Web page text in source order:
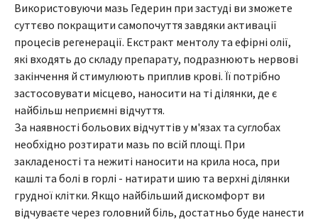
Використовуючи мазь Гедерин при застуді ви зможете
суттєво покращити самопочуття завдяки активації
процесів регенерації. Екстракт ментолу та ефірні олії,
які входять до складу препарату, подразнюють нервові
закінчення й стимулюють приплив крові. Її потрібно
застосовувати місцево, наносити на ті ділянки, де є
найбільш неприємні відчуття.
За наявності больових відчуттів у м'язах та суглобах
необхідно розтирати мазь по всій площі. При
закладеності та нежиті наносити на крила носа, при
кашлі та болі в горлі - натирати шию та верхні ділянки
грудної клітки. Якщо найбільший дискомфорт ви
відчуваєте через головний біль, достатньо буде нанести